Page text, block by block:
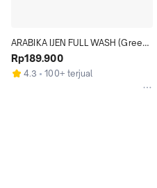
ARABIKA IJEN FULL WASH (Green
beans - biji kopi)
Rp189.900
4.3 100+ terjual